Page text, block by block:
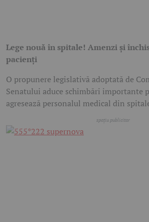
Lege nouă în spitale! Amenzi și
pacienți
O propunere legislativă adoptată de
Senatului aduce schimbări importante
agresează personalul medical din